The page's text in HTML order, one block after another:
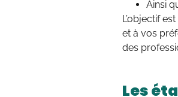
Ainsi
L’objectif
et à vos
des
Les